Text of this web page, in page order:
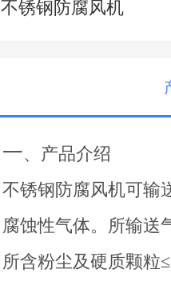
不锈钢防腐风机
一、产品介绍
不锈钢防腐风机可输
腐蚀性气体。所输送
所含粉尘及硬质颗粒